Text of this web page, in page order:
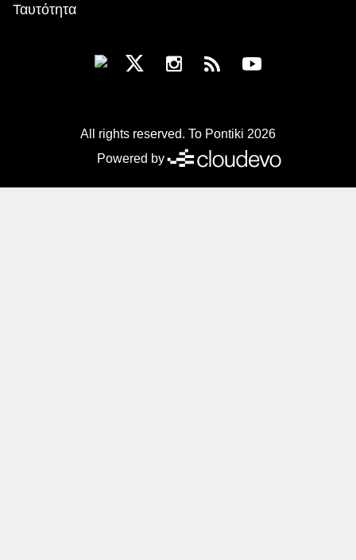
Ταυτότητα
All rights reserved. To Pontiki 2026
Powered by